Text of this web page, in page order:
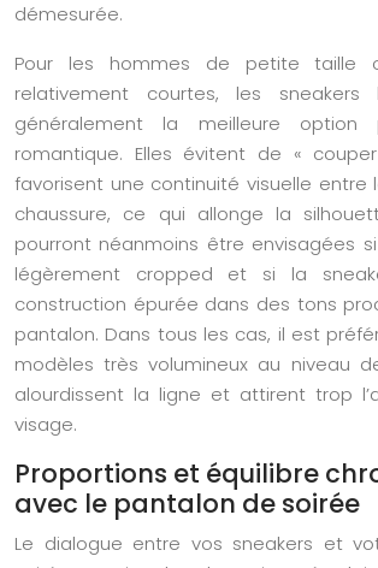
démesurée.
Pour les hommes de petite taille
relativement courtes, les sneakers
généralement la meilleure
romantique. Elles évitent de «
favorisent une continuité visuelle entre
chaussure, ce qui allonge la
pourront néanmoins être envisagées
légèrement cropped et si la
construction épurée dans des tons
pantalon. Dans tous les cas, il est
modèles très volumineux au niveau
alourdissent la ligne et attirent trop
visage.
Proportions et équilibre
avec le pantalon de soirée
Le dialogue entre vos sneakers et